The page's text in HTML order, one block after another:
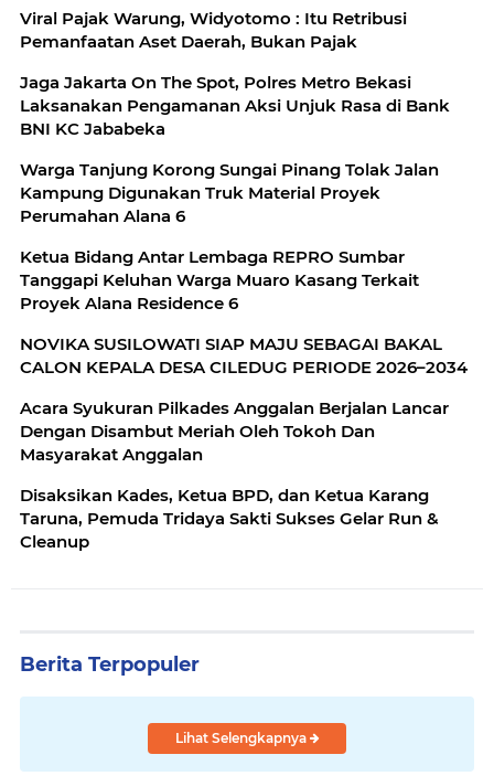
Viral Pajak Warung, Widyotomo : Itu Retribusi
Pemanfaatan Aset Daerah, Bukan Pajak
Jaga Jakarta On The Spot, Polres Metro Bekasi
Laksanakan Pengamanan Aksi Unjuk Rasa di Bank
BNI KC Jababeka
Warga Tanjung Korong Sungai Pinang Tolak Jalan
Kampung Digunakan Truk Material Proyek
Perumahan Alana 6
Ketua Bidang Antar Lembaga REPRO Sumbar
Tanggapi Keluhan Warga Muaro Kasang Terkait
Proyek Alana Residence 6
NOVIKA SUSILOWATI SIAP MAJU SEBAGAI BAKAL
CALON KEPALA DESA CILEDUG PERIODE 2026–2034
Acara Syukuran Pilkades Anggalan Berjalan Lancar
Dengan Disambut Meriah Oleh Tokoh Dan
Masyarakat Anggalan
Disaksikan Kades, Ketua BPD, dan Ketua Karang
Taruna, Pemuda Tridaya Sakti Sukses Gelar Run &
Cleanup
Berita Terpopuler
Lihat Selengkapnya